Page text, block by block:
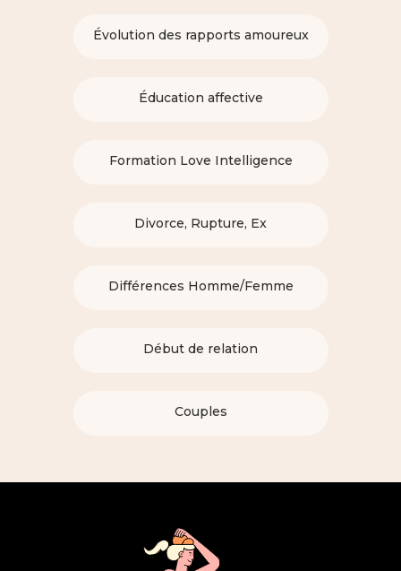
Évolution des rapports amoureux
Éducation affective
Formation Love Intelligence
Divorce, Rupture, Ex
Différences Homme/Femme
Début de relation
Couples